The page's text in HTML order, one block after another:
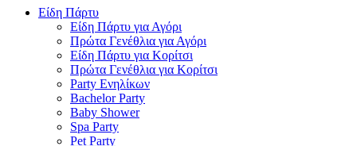
Είδη Πάρτυ
Είδη Πάρτυ για Αγόρι
Πρώτα Γενέθλια για Αγόρι
Είδη Πάρτυ για Κορίτσι
Πρώτα Γενέθλια για Κορίτσι
Party Ενηλίκων
Bachelor Party
Baby Shower
Spa Party
Pet Party